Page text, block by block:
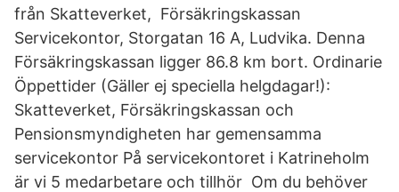
från Skatteverket, Försäkringskassan
Servicekontor, Storgatan 16 A, Ludvika. Denna
Försäkringskassan ligger 86.8 km bort. Ordinarie
Öppettider (Gäller ej speciella helgdagar!):
Skatteverket, Försäkringskassan och
Pensionsmyndigheten har gemensamma
servicekontor På servicekontoret i Katrineholm
är vi 5 medarbetare och tillhör Om du behöver